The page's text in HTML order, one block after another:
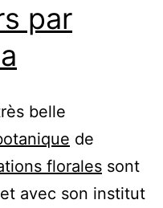
par
belle
de
florales sont
avec son institut